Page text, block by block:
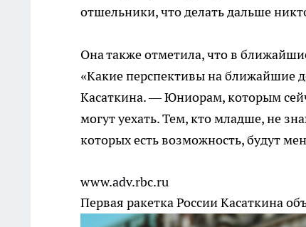
отшельники, что делать дальше
Она также отметила, что в
«Какие перспективы на ближайшие
Касаткина. — Юниорам, которым
могут уехать. Тем, кто младше, не
которых есть возможность, будут
www.adv.rbc.ru
Первая ракетка России Касаткина